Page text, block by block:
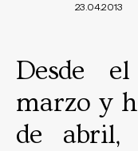
23.04.2013
Desde
marzo y
de abril,